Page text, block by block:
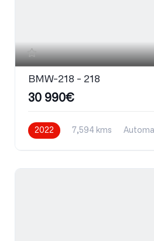
BMW-218 - 218
30 990€
2022 7,594 kms